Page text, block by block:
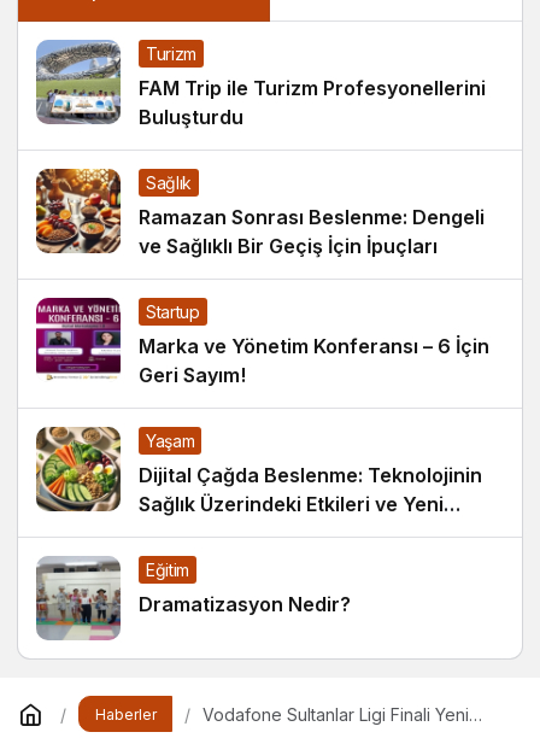
Turizm
FAM Trip ile Turizm Profesyonellerini
Buluşturdu
Sağlık
Ramazan Sonrası Beslenme: Dengeli
ve Sağlıklı Bir Geçiş İçin İpuçları
Startup
Marka ve Yönetim Konferansı – 6 İçin
Geri Sayım!
Yaşam
Dijital Çağda Beslenme: Teknolojinin
Sağlık Üzerindeki Etkileri ve Yeni
Alışkanlıklar
Eğitim
Dramatizasyon Nedir?
Haberler
Vodafone Sultanlar Ligi Finali Yeni